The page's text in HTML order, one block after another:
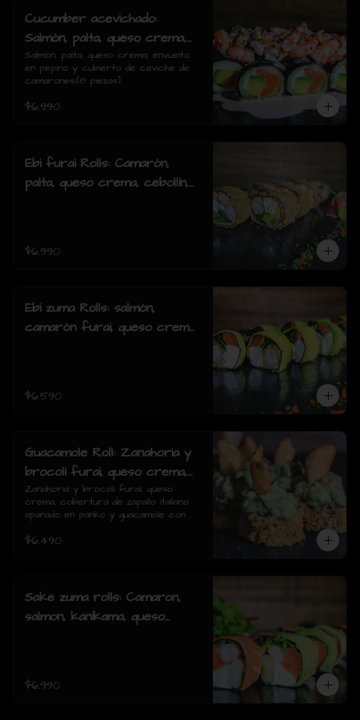
Cucumber acevichado:
Salmón, palta, queso crema,
envuelto en pepino y cubierto
de ceviche de camarones.(8
Salmón, palta, queso crema, envuelto
en pepino y cubierto de ceviche de
camarones.(8 piezas)
$6.990
Ebi furai Rolls: Camarón,
palta, queso crema, cebollín,
$6.990
Ebi zuma Rolls: salmón,
camarón furai, queso crema,
$6.590
Guacamole Roll: Zanahoria y
brocoli furai, queso crema,
cobertura de zapallo italiano
apanado en panko y
(8 piezas)
Zanahoria y brocoli furai, queso
crema, cobertura de zapallo italiano
apanado en panko y guacamole con
$6.490
Sake zuma rolls: Camaron,
salmon, kanikama, queso
$6.990